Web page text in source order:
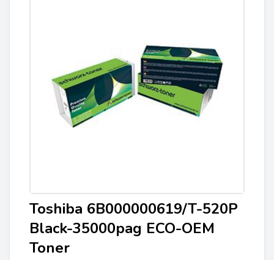
Toshiba 6B000000619/T-520P
Black-35000pag ECO-OEM
Toner